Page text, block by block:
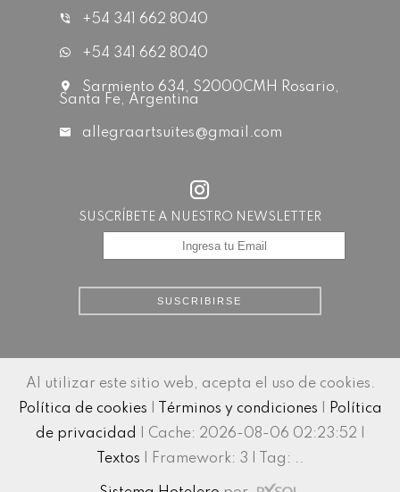
+54 341 662 8040
+54 341 662 8040
Sarmiento 634, S2000CMH Rosario,
Santa Fe, Argentina
allegraartsuites@gmail.com
SUSCRÍBETE A NUESTRO NEWSLETTER
SUSCRIBIRSE
Al utilizar este sitio web, acepta el uso de cookies.
Política de cookies
Términos y condiciones
Política
de privacidad
Cache: 2026-08-06 02:23:52 |
Textos
Framework: 3 | Tag: ..